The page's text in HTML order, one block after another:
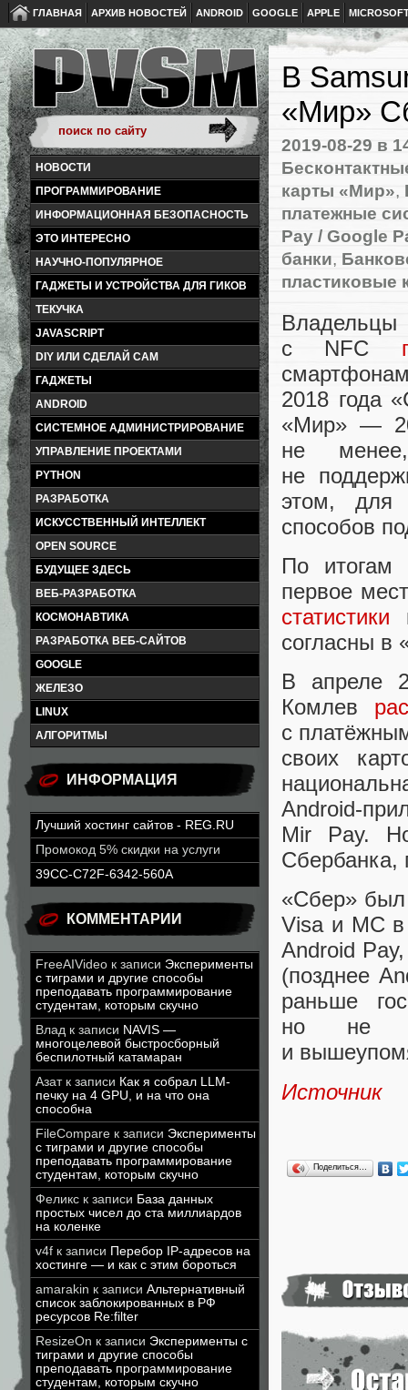
ГЛАВНАЯ АРХИВ НОВОСТЕЙ ANDROID GOOGLE APPLE
НОВОСТИ
ПРОГРАММИРОВАНИЕ
ИНФОРМАЦИОННАЯ БЕЗОПАСНОСТЬ
ЭТО ИНТЕРЕСНО
НАУЧНО-ПОПУЛЯРНОЕ
ГАДЖЕТЫ И УСТРОЙСТВА ДЛЯ ГИКОВ
ТЕКУЧКА
JAVASCRIPT
DIY ИЛИ СДЕЛАЙ САМ
ГАДЖЕТЫ
ANDROID
СИСТЕМНОЕ АДМИНИСТРИРОВАНИЕ
УПРАВЛЕНИЕ ПРОЕКТАМИ
PYTHON
РАЗРАБОТКА
ИСКУССТВЕННЫЙ ИНТЕЛЛЕКТ
OPEN SOURCE
БУДУЩЕЕ ЗДЕСЬ
ВЕБ-РАЗРАБОТКА
КОСМОНАВТИКА
РАЗРАБОТКА ВЕБ-САЙТОВ
GOOGLE
ЖЕЛЕЗО
LINUX
АЛГОРИТМЫ
ИНФОРМАЦИЯ
Лучший хостинг сайтов - REG.RU
Промокод 5% скидки на услуги
39CC-C72F-6342-560A
КОММЕНТАРИИ
FreeAIVideo к записи Эксперименты
с тиграми и другие способы
преподавать программирование
студентам, которым скучно
Влад к записи NAVIS —
многоцелевой быстросборный
беспилотный катамаран
Азатк записи Как я собрал LLM-
печку на 4 GPU, и на что она
способна
FileCompare к записи Эксперименты
с тиграми и другие способы
преподавать программирование
студентам, которым скучно
Феликс к записи База данных
простых чисел до ста миллиардов
на коленке
v4f к записи Перебор IP-адресов на
хостинге — и как с этим бороться
amarakin к записи Альтернативный
список заблокированных в РФ
ресурсов Re:filter
ResizeOn к записи Эксперименты с
тиграми и другие способы
преподавать программирование
студентам, которым скучно
В
«Мир»
2019-08-29 в
карты «Мир»,
платежные
Pay / Google
банки,
пластиковые
Владельцы
с NFC
2018 года «
«Мир» —
не менее,
не
этом,
для
способов
По итогам
первое
статистики
согласны в
В апреле
Комлев
с
своих
Android-
Mir Pay.
Сбербанка,
«Сбер» был
Visa и MC
Android Pay,
(позднее
раньше
но не
и
Источник
Поделиться…